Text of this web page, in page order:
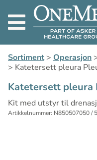
Sortiment> Operasjon
> Katetersett pleura
Katetersett pleura
Kit med utstyr til
Artikkelnummer: N850507050 /